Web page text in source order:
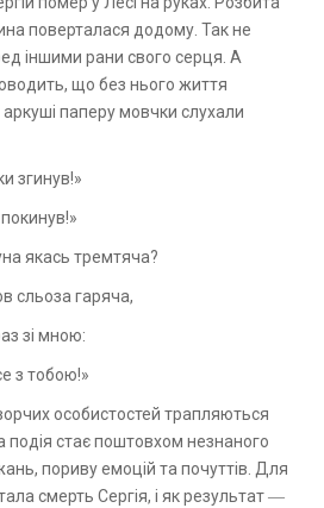
поверталася додому. Так не
іншими рани свого серця. А
що без нього життя
аркуші паперу мовчки слухали
згинув!»
якась тремтяча?
сльоза гаряча,
зі мною:
з тобою!»
особистостей трапляються
подія стає поштовхом незнаного
пориву емоцій та почуттів. Для
смерть Сергія, і як результат ―